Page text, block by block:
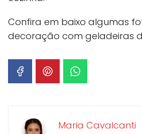
Confira em baixo algumas
decoração com geladeiras
Maria Cavalcanti